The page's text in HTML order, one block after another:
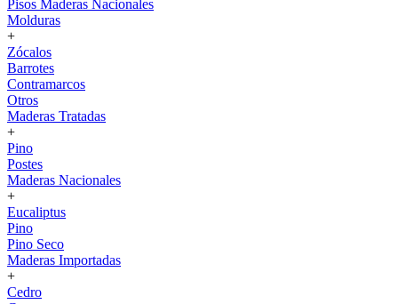
Pisos Maderas Nacionales
Molduras
+
Zócalos
Barrotes
Contramarcos
Otros
Maderas Tratadas
+
Pino
Postes
Maderas Nacionales
+
Eucaliptus
Pino
Pino Seco
Maderas Importadas
+
Cedro